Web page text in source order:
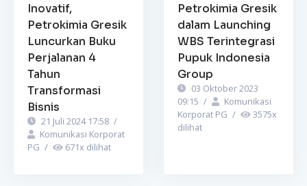
Inovatif,
Petrokimia Gresik
Luncurkan Buku
Perjalanan 4
Tahun
Transformasi
Bisnis
21 Juli 2024 17:58 /
Komunikasi Korporat
PG / 671x dilihat
Petrokimia Gresik
dalam Launching
WBS Terintegrasi
Pupuk Indonesia
Group
03 Oktober 2023
09:15 /
Komunikasi
Korporat PG / 3575x
dilihat